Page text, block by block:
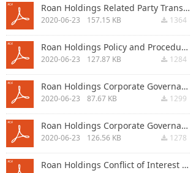
Roan Holdings Related Party Transaction Policy.pdf
끂 1364
2020-06-23 157.15 KB
Roan Holdings Policy and Procedures for Complaints.pdf
끂 1284
2020-06-23 127.87 KB
Roan Holdings Corporate Governance Guidelines.pdf
끂 1299
2020-06-23 87.67 KB
Roan Holdings Corporate Governance and Nominating Committee Charter.pdf
끂 1278
2020-06-23 126.56 KB
Roan Holdings Conflict of Interest Policy.pdf